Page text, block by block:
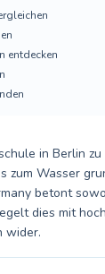
entdecken
in Berlin
zum Wasser
betont
dies mit
wider.